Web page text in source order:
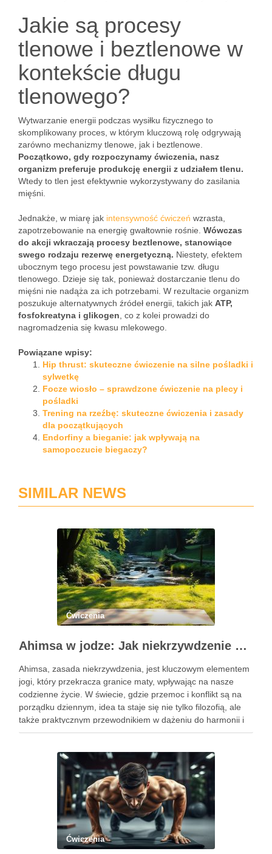
Jakie są procesy
tlenowe i beztlenowe w
kontekście długu
tlenowego?
Wytwarzanie energii podczas wysiłku fizycznego to
skomplikowany proces, w którym kluczową rolę odgrywają
zarówno mechanizmy tlenowe, jak i beztlenowe.
Początkowo, gdy rozpoczynamy ćwiczenia, nasz
organizm preferuje produkcję energii z udziałem tlenu.
Wtedy to tlen jest efektywnie wykorzystywany do zasilania
mięśni.
Jednakże, w miarę jak intensywność ćwiczeń wzrasta,
zapotrzebowanie na energię gwałtownie rośnie. Wówczas
do akcji wkraczają procesy beztlenowe, stanowiące
swego rodzaju rezerwę energetyczną. Niestety, efektem
ubocznym tego procesu jest powstawanie tzw. długu
tlenowego. Dzieje się tak, ponieważ dostarczanie tlenu do
mięśni nie nadąża za ich potrzebami. W rezultacie organizm
poszukuje alternatywnych źródeł energii, takich jak ATP,
fosfokreatyna i glikogen , co z kolei prowadzi do
nagromadzenia się kwasu mlekowego.
Powiązane wpisy:
Hip thrust: skuteczne ćwiczenie na silne pośladki i
sylwetkę
Focze wiosło – sprawdzone ćwiczenie na plecy i
pośladki
Trening na rzeźbę: skuteczne ćwiczenia i zasady
dla początkujących
Endorfiny a bieganie: jak wpływają na
samopoczucie biegaczy?
SIMILAR NEWS
Ćwiczenia
Ahimsa w jodze: Jak niekrzywdzenie wpływa na nasze życie?
Ahimsa, zasada niekrzywdzenia, jest kluczowym elementem
jogi, który przekracza granice maty, wpływając na nasze
codzienne życie. W świecie, gdzie przemoc i konflikt są na
porządku dziennym, idea ta staje się nie tylko filozofią, ale
także praktycznym przewodnikiem w dążeniu do harmonii i
pokoju. Ahimsa uczy nas szacunku do siebie i …
Ćwiczenia